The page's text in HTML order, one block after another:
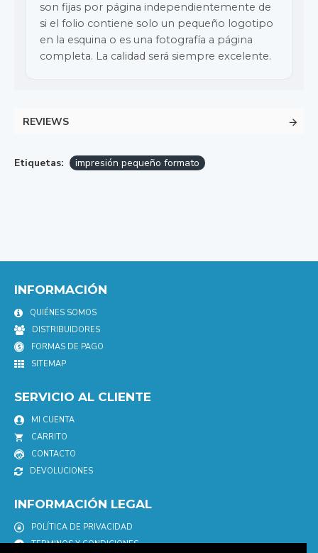
son fijas por página independientemente de
si el folio contiene solo un pequeño logotipo
en la esquina o es una fotografía a página
completa. La calidad será siempre excelente.
REVIEWS
Etiquetas: impresión pequeño formato
INFORMACIÓN
QUIÉNES SOMOS
DISTRIBUIDORES
FORMAS DE PAGO
SITEMAP
SERVICIO AL CLIENTE
MI CUENTA
CARRITO
CONTACTO
DEVOLUCIONES
INFORMACIÓN LEGAL
POLÍTICA DE PRIVACIDAD
TERMINOS Y CONDICIONES